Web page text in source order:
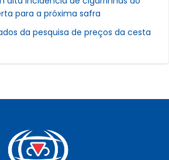
para a próxima safra
da pesquisa de preços da cesta